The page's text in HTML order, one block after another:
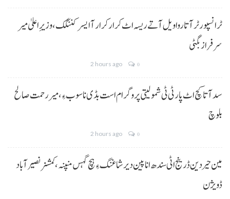
ٹرانسپورٹر آتا روا ویل آتے ریسہ اٹ کرار کرار آ ایسر کننگک ،وزیرِ اعلیٰ میر
سرفراز بگٹی
2 hours ago 0
سد آتا کچ اٹ پارٹی ٹی شمولیتی پروگرام است بڈی نا سوب ءِ،میر رحمت صالح
بلوچ
2 hours ago 0
مین حیردین ڈرینج اٹی سندھ انا پین دیر شاغنگ ءِ ہچ گہس منپنہ،کمشنر نصیرآباد
ڈویژن